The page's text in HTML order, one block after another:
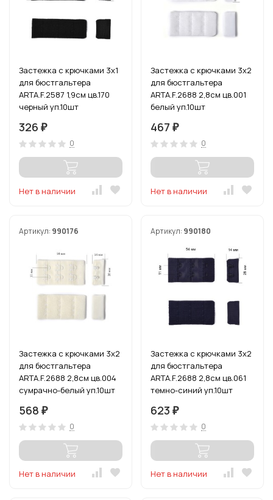
Застежка с крючками 3х1
для бюстгальтера
ARTA.F.2587 1,9см цв.170
черный уп.10шт
326 ₽
0
Нет в наличии
Застежка с крючками 3х2
для бюстгальтера
ARTA.F.2688 2,8см цв.001
белый уп.10шт
467 ₽
0
Нет в наличии
Артикул: 990176
Застежка с крючками 3х2
для бюстгальтера
ARTA.F.2688 2,8см цв.004
сумрачно-белый уп.10шт
568 ₽
0
Нет в наличии
Артикул: 990180
Застежка с крючками 3х2
для бюстгальтера
ARTA.F.2688 2,8см цв.061
темно-синий уп.10шт
623 ₽
0
Нет в наличии